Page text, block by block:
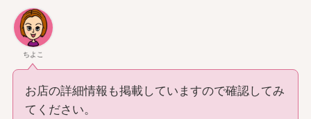
ちよこ
お店の詳細情報も掲載していますので確認してみ
てください。